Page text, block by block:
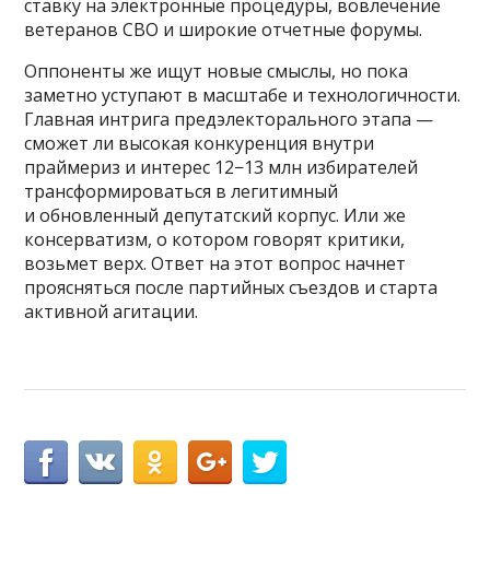
ставку на электронные процедуры, вовлечение
ветеранов СВО и широкие отчетные форумы.
Оппоненты же ищут новые смыслы, но пока
заметно уступают в масштабе и технологичности.
Главная интрига предэлекторального этапа —
сможет ли высокая конкуренция внутри
праймериз и интерес 12−13 млн избирателей
трансформироваться в легитимный
и обновленный депутатский корпус. Или же
консерватизм, о котором говорят критики,
возьмет верх. Ответ на этот вопрос начнет
проясняться после партийных съездов и старта
активной агитации.